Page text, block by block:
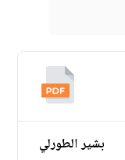
بشير الطورلي